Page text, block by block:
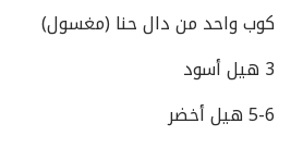
كوب واحد من دال حنا (مغسول)
3 هيل أسود
5-6 هيل أخضر